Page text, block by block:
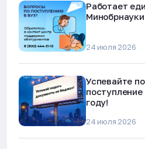
Работает
24 июля 2026
Успевайте
году!
24 июля 2026